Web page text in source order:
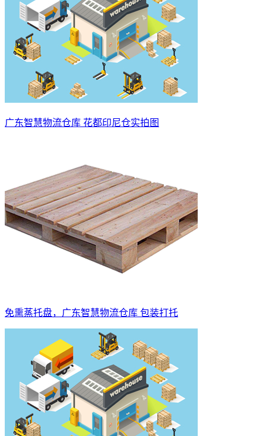
广东智慧物流仓库 花都印尼仓实拍图
免熏蒸托盘，广东智慧物流仓库 包装打托